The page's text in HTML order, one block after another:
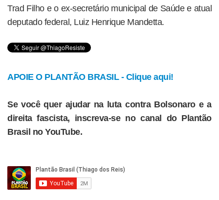
Trad Filho e o ex-secretário municipal de Saúde e atual
deputado federal, Luiz Henrique Mandetta.
APOIE O PLANTÃO BRASIL - Clique aqui!
Se você quer ajudar na luta contra Bolsonaro e a
direita fascista, inscreva-se no canal do Plantão
Brasil no YouTube.